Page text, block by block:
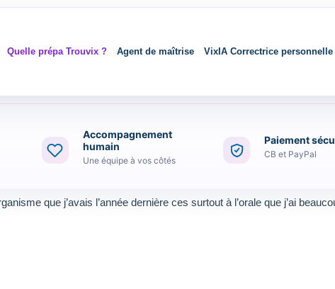
Quelle prépa Trouvix ? Agent de maîtrise VixIA Correctrice personnelle
Accompagnement
humain
Une équipe à vos côtés
Paiement
CB et PayPal
que j’avais l’année dernière ces surtout à l’orale que j’ai